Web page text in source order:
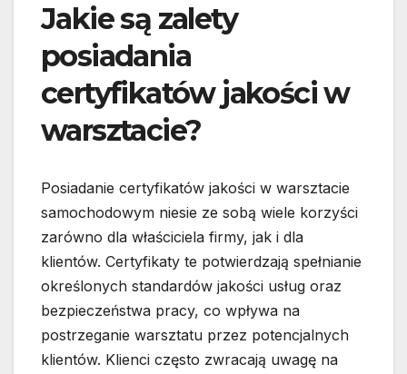
Jakie są zalety
posiadania
certyfikatów jakości w
warsztacie?
Posiadanie certyfikatów jakości w warsztacie
samochodowym niesie ze sobą wiele korzyści
zarówno dla właściciela firmy, jak i dla
klientów. Certyfikaty te potwierdzają spełnianie
określonych standardów jakości usług oraz
bezpieczeństwa pracy, co wpływa na
postrzeganie warsztatu przez potencjalnych
klientów. Klienci często zwracają uwagę na